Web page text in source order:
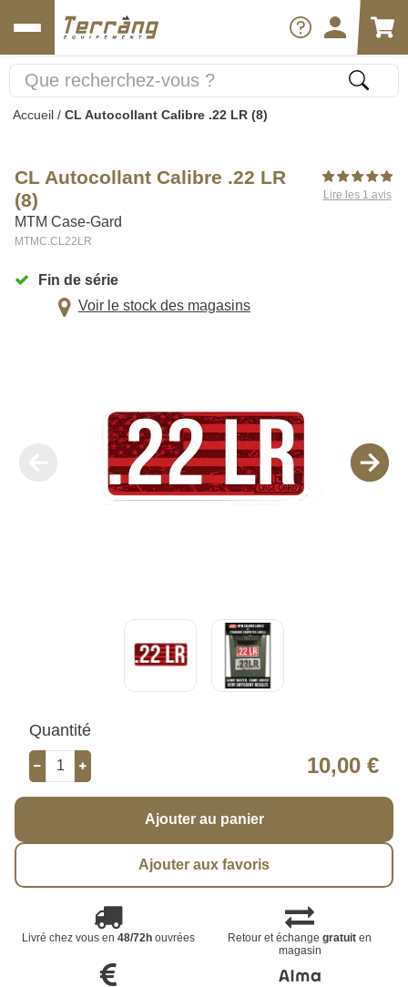
Accueil / CL Autocollant Calibre .22 LR (8)
CL Autocollant Calibre .22 LR
(8)
MTM Case-Gard
MTMC.CL22LR
Lire les 1 avis
Fin de série
Voir le stock des magasins
Quantité
10,00 €
Ajouter au panier
Ajouter aux favoris
Livré chez vous en 48/72houvrées Retour et échangegratuit en
magasin